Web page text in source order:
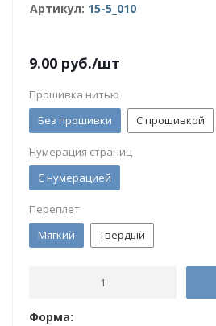
Артикул: 15-5_010
9.00 руб./шт
Прошивка нитью
Без прошивки
С прошивкой
Нумерация страниц
С нумерацией
Переплет
Мягкий
Твердый
Форма: